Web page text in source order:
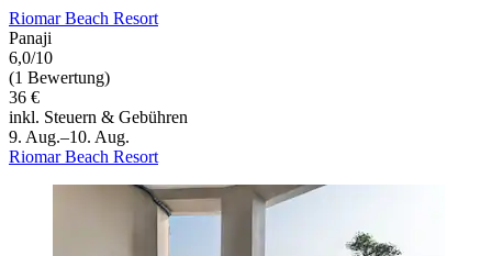
Riomar Beach Resort
Panaji
6,0/10
(1 Bewertung)
36 €
inkl. Steuern & Gebühren
9. Aug.–10. Aug.
Riomar Beach Resort